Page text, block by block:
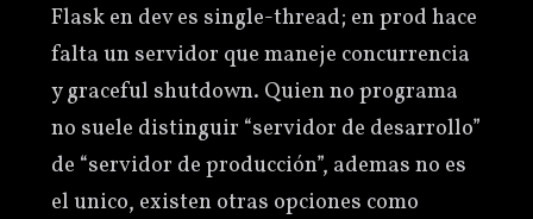
Flask en dev es single-thread; en prod hace
falta un servidor que maneje concurrencia
y graceful shutdown. Quien no programa
no suele distinguir “servidor de desarrollo”
de “servidor de producción”, ademas no es
el unico, existen otras opciones como